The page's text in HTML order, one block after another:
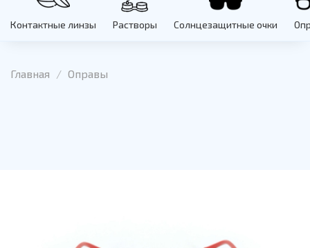
Контактные линзы Растворы Солнцезащитные очки
Главная Оправы